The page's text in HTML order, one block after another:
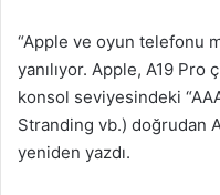
“Apple ve oyun telefonu
yanılıyor. Apple, A19
konsol seviyesindeki
Stranding vb.) doğrudan
yeniden yazdı.